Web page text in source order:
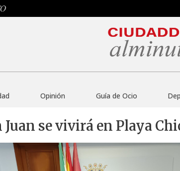
Opinión Guía de Ocio
Juan se vivirá en Playa